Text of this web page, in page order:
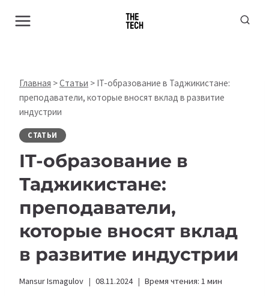
Главная >Статьи > IT-образование в Таджикистане:
преподаватели, которые вносят вклад в развитие
индустрии
СТАТЬИ
IT-образование в
Таджикистане:
преподаватели,
которые вносят вклад
в развитие индустрии
Mansur Ismagulov 08.11.2024 Время чтения: 1 мин